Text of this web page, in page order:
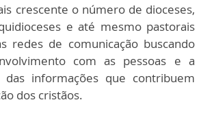
crescente o número de dioceses,
e até mesmo pastorais
redes de comunicação buscando
com as pessoas e a
das informações que contribuem
dos cristãos.